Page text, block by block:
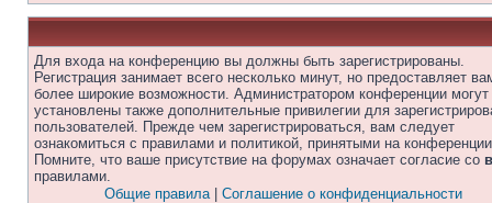
Для входа на конференцию вы должны быть зарегистрированы.
Регистрация занимает всего несколько минут, но предоставляет
более широкие возможности. Администратором конференции
установлены также дополнительные привилегии для
пользователей. Прежде чем зарегистрироваться, вам следует
ознакомиться с правилами и политикой, принятыми на
Помните, что ваше присутствие на форумах означает согласие со
правилами.
Общие правила| Соглашение о конфиденциальности